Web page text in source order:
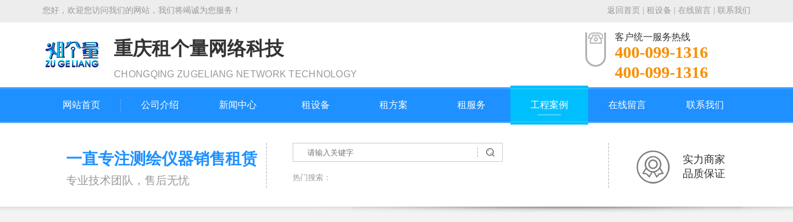
您好，欢迎您访问我们的网站，我们将竭诚为您服务！ 返回首页 租设备 在线留言 联系我们
重庆租个量网络科技
CHONGQING ZUGELIANG NETWORK TECHNOLOGY
客户统一服务热线
400-099-1316
400-099-1316
网站首页 公司介绍 新闻中心 租设备 租方案 租服务 工程案例 在线留言 联系我们
一直专注测绘仪器销售租赁
专业技术团队，售后无忧 热门搜索：
实力商家
品质保证